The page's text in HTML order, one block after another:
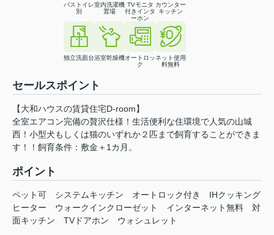
バストイレ
別
室内洗濯機
置場
TVモニタ
付きインタ
ーホン
カウンター
キッチン
独立洗面台浴室乾燥機オートロッ
ク
ネット使用
料無料
セールスポイント
【大和ハウスの賃貸住宅D-room】
全室エアコン完備の贅沢仕様！生活便利な住環境で人気の山城
西！小型犬もしくは猫のいずれか２匹まで飼育することができま
す！！飼育条件：敷金＋1カ月。
ポイント
ペット可 システムキッチン オートロック付き
IHクッキング
ヒーター
ウォークインクローゼット インターネット無料
対
面キッチン
TVドアホン ウォシュレット